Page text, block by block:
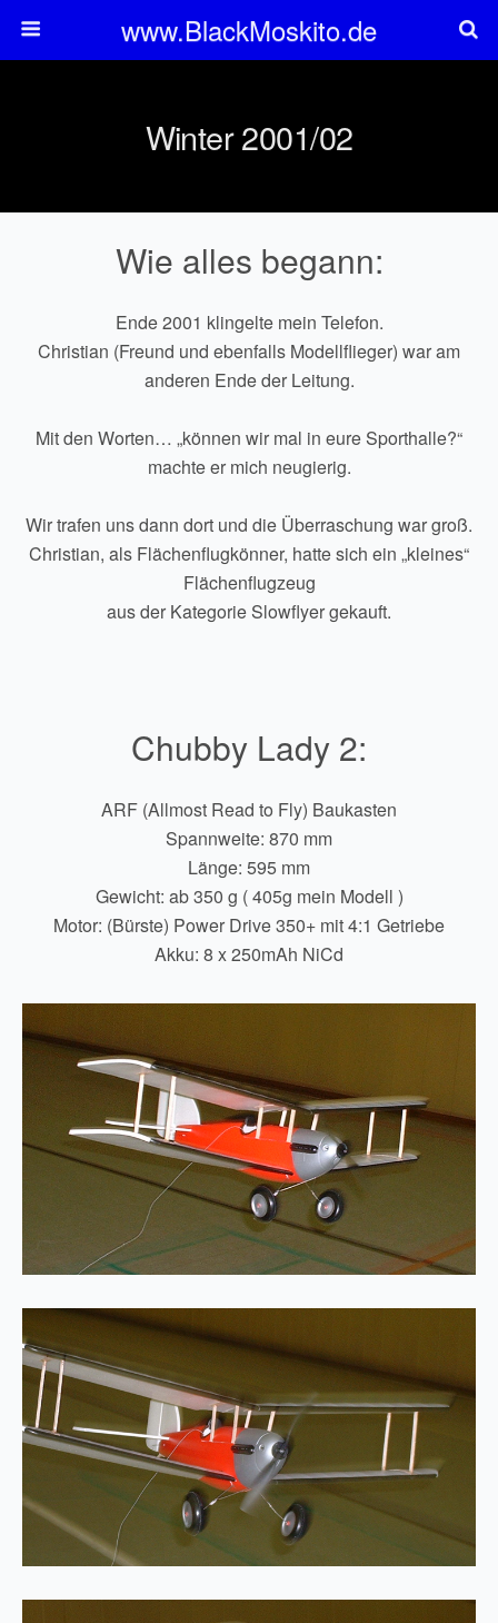
www.BlackMoskito.de
Winter 2001/02
Wie alles begann:
Ende 2001 klingelte mein Telefon.
Christian (Freund und ebenfalls Modellflieger) war am
anderen Ende der Leitung.
Mit den Worten… „können wir mal in eure Sporthalle?“
machte er mich neugierig.
Wir trafen uns dann dort und die Überraschung war groß.
Christian, als Flächenflugkönner, hatte sich ein „kleines“
Flächenflugzeug
aus der Kategorie Slowflyer gekauft.
Chubby Lady 2:
ARF (Allmost Read to Fly) Baukasten
Spannweite: 870 mm
Länge: 595 mm
Gewicht: ab 350 g ( 405g mein Modell )
Motor: (Bürste) Power Drive 350+ mit 4:1 Getriebe
Akku: 8 x 250mAh NiCd